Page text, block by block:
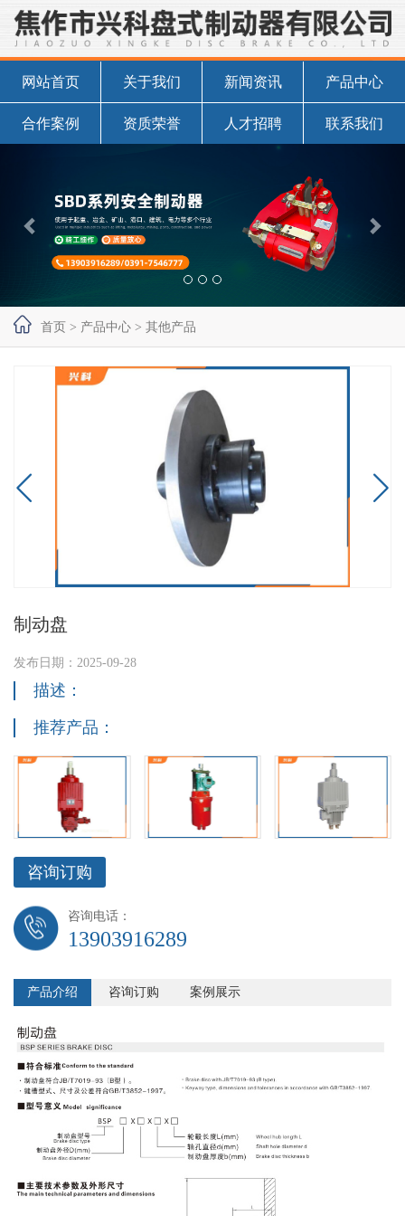
网站首页 关于我们 新闻资讯 产品中心
合作案例 资质荣誉 人才招聘 联系我们
 首页 > 产品中心 > 其他产品


制动盘
发布日期：2025-09-28
描述：
推荐产品：
咨询订购
咨询电话：
13903916289
产品介绍 咨询订购 案例展示